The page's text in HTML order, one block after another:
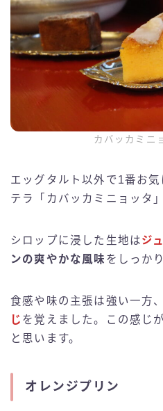
カバッカミニ
エッグタルト以外で1番お
テラ「カバッカミニョッタ」
シロップに浸した生地はジ
ンの爽やかな風味 をしっか
食感や味の主張は強い一方
じ を覚えました。この感じ
と思います。
オレンジプリン